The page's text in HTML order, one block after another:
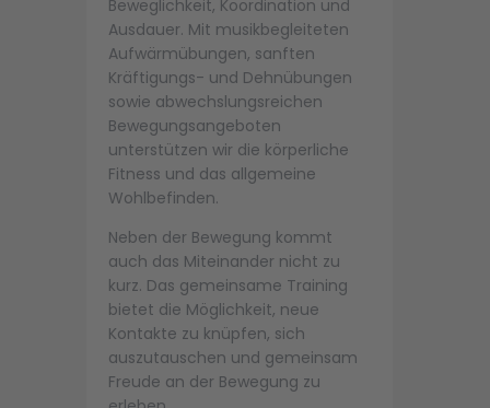
Beweglichkeit, Koordination und
Ausdauer. Mit musikbegleiteten
Aufwärmübungen, sanften
Kräftigungs- und Dehnübungen
sowie abwechslungsreichen
Bewegungsangeboten
unterstützen wir die körperliche
Fitness und das allgemeine
Wohlbefinden.
Neben der Bewegung kommt
auch das Miteinander nicht zu
kurz. Das gemeinsame Training
bietet die Möglichkeit, neue
Kontakte zu knüpfen, sich
auszutauschen und gemeinsam
Freude an der Bewegung zu